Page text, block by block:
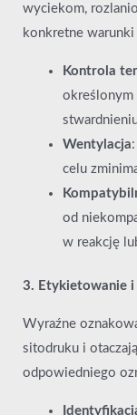
wyciekom,
konkretne
Kontrola
określonym
Wentylacja
celu
od
w reakcję
3. Etykietowanie i
Wyraźne
sitodruku i
odpowiedniego